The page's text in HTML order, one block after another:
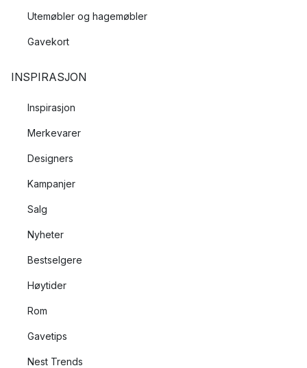
Utemøbler og hagemøbler
Gavekort
INSPIRASJON
Inspirasjon
Merkevarer
Designers
Kampanjer
Salg
Nyheter
Bestselgere
Høytider
Rom
Gavetips
Nest Trends